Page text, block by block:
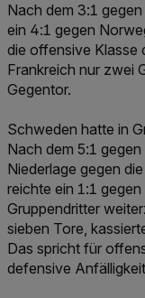
Nach dem 3:1
ein 4:1 gegen
die offensive Klasse
Frankreich nur zwei
Gegentor.
Schweden hatte in
Nach dem 5:1
Niederlage gegen
reichte ein 1:1
Gruppendritter
sieben Tore,
Das spricht für
defensive